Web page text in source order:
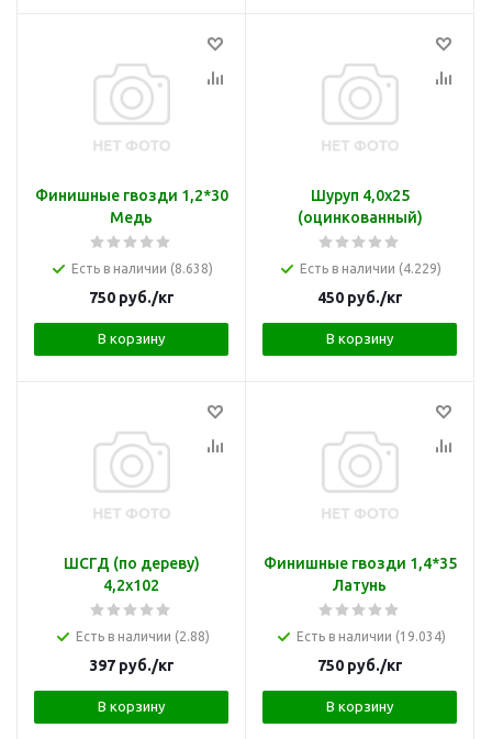
Финишные гвозди 1,2*30
Медь
Есть в наличии (8.638)
750руб./кг
В корзину
Шуруп 4,0х25
(оцинкованный)
Есть в наличии (4.229)
450руб./кг
В корзину
ШСГД (по дереву)
4,2х102
Есть в наличии (2.88)
397руб./кг
В корзину
Финишные гвозди 1,4*35
Латунь
Есть в наличии (19.034)
750руб./кг
В корзину